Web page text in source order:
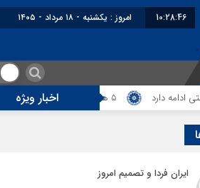
10:28:47 امروز : یکشنبه - ۱۸ مرداد - ۱۴۰۵
اخبار ویژه 5 هزار کامیون متوقف در مرز دوغارون؛ ترانزیت ایران در آزمون بزرگ
ایران فردا و تصمیم امروز